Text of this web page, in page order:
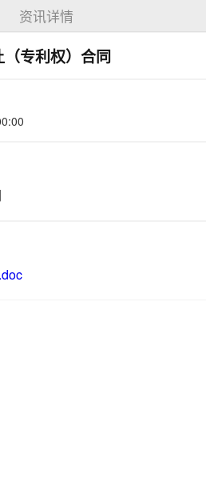
资讯详情
专利权）合同